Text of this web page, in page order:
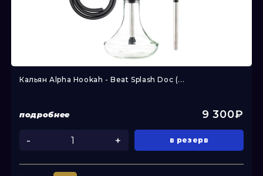
Кальян Alpha Hookah - Beat Splash Doc (...
подробнее 9 300₽
- + в резерв